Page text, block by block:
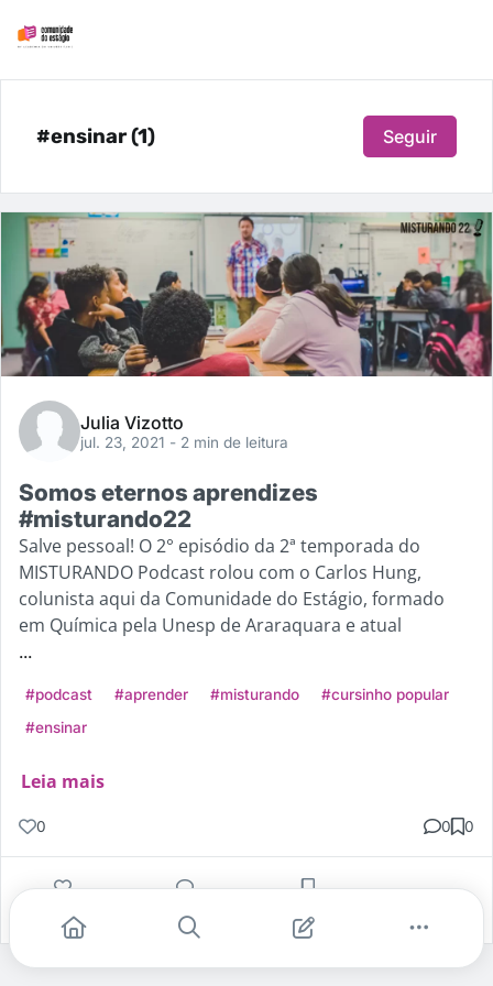
#ensinar (1) Seguir
Julia Vizotto
jul. 23, 2021 - 2 min de leitura
Somos eternos aprendizes
#misturando22
Salve pessoal! O 2° episódio da 2ª temporada do
MISTURANDO Podcast rolou com o Carlos Hung,
colunista aqui da Comunidade do Estágio, formado
em Química pela Unesp de Araraquara e atual
...
#podcast #aprender #misturando
#cursinho popular
#ensinar
Leia mais
0 0 0
Gostei Comentar Salvar